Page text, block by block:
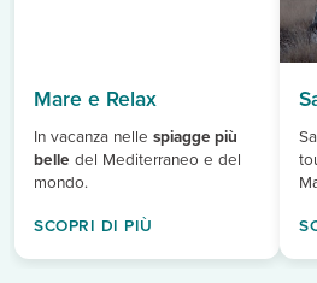
Mare e Relax
In vacanza nelle spiagge più
belle del Mediterraneo e del
mondo.
SCOPRI DI PIÙ